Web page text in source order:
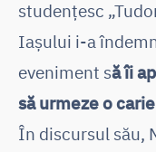
studențesc
Iașului i-a
eveniment să îi
să urmeze o
În discursul său,